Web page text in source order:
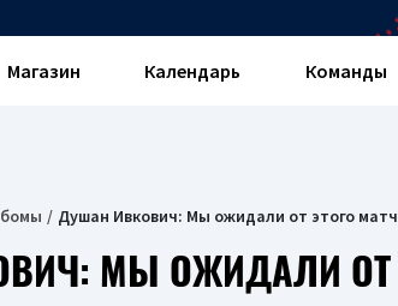
Магазин Календарь Команды
Душан Ивкович: Мы ожидали от этого
МЫ ОЖИДАЛИ ОТ